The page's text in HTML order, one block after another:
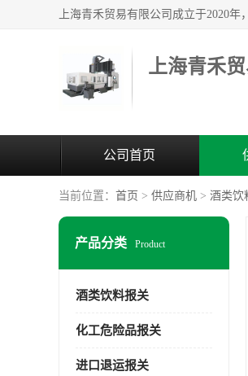
上海青禾
公司首页
当前位置： 首页 > 供应商机 > 酒类饮
产品分类 Product
酒类饮料报关
化工危险品报关
进口退运报关